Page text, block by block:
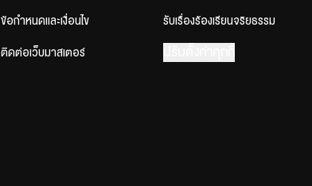
ข้อกำหนดและเงื่อนไข รับเรื่องร้องเรียนจริยธรรม
ติดต่อเว็บมาสเตอร์